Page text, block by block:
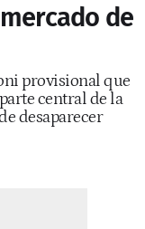
de
provisional que
central de la
desaparecer